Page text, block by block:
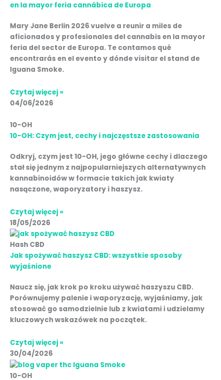
en la mayor feria cannábica de Europa
Mary Jane Berlin 2026 vuelve a reunir a miles de
aficionados y profesionales del cannabis en la mayor
feria del sector de Europa. Te contamos qué
encontrarás en el evento y dónde visitar el stand de
Iguana Smoke.
Czytaj więcej »
04/06/2026
10-OH
10-OH: Czym jest, cechy i najczęstsze zastosowania
Odkryj, czym jest 10-OH, jego główne cechy i dlaczego
stał się jednym z najpopularniejszych alternatywnych
kannabinoidów w formacie takich jak kwiaty
nasączone, waporyzatory i haszysz.
Czytaj więcej »
18/05/2026
Hash CBD
Jak spożywać haszysz CBD: wszystkie sposoby
wyjaśnione
Naucz się, jak krok po kroku używać haszyszu CBD.
Porównujemy palenie i waporyzację, wyjaśniamy, jak
stosować go samodzielnie lub z kwiatami i udzielamy
kluczowych wskazówek na początek.
Czytaj więcej »
30/04/2026
10-OH